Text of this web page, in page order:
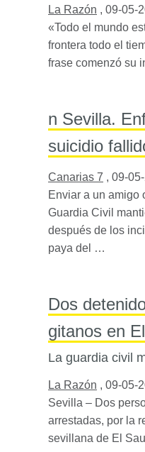
La Razón , 09-05-
«Todo el mundo
frontera todo el
frase comenzó su
n Sevilla.
suicidio
Canarias 7 , 09-
Enviar a un amigo
Guardia Civil
después de los
paya del …
Dos
gitanos en
La guardia civil
La Razón , 09-05-
Sevilla – Dos
arrestadas, por la
sevillana de El